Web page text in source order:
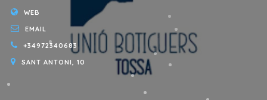
WEB
EMAIL
+34972340683
SANT ANTONI, 10